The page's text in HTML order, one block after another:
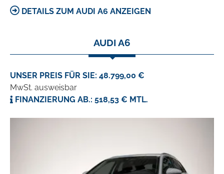
DETAILS ZUM AUDI A6 ANZEIGEN
AUDI A6
UNSER PREIS FÜR SIE: 48.799,00 €
MwSt. ausweisbar
FINANZIERUNG AB.: 518,53 € MTL.